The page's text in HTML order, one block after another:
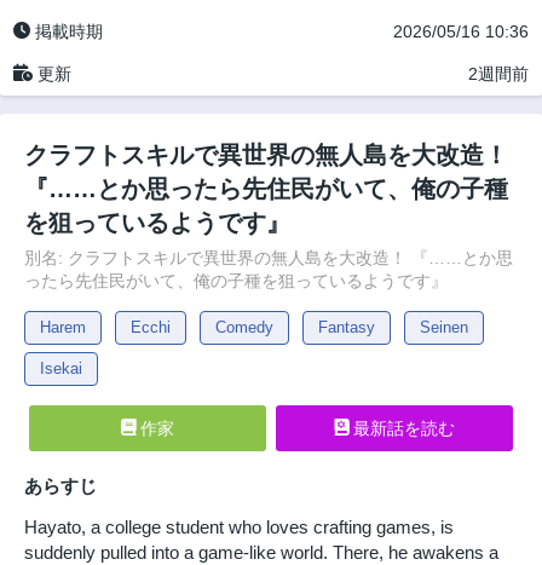
掲載時期 2026/05/16 10:36
更新 2週間前
クラフトスキルで異世界の無人島を大改造！
『……とか思ったら先住民がいて、俺の子種
を狙っているようです』
別名: クラフトスキルで異世界の無人島を大改造！ 『……とか思
ったら先住民がいて、俺の子種を狙っているようです』
Harem Ecchi Comedy Fantasy Seinen
Isekai
作家 最新話を読む
あらすじ
Hayato, a college student who loves crafting games, is
suddenly pulled into a game-like world. There, he awakens a